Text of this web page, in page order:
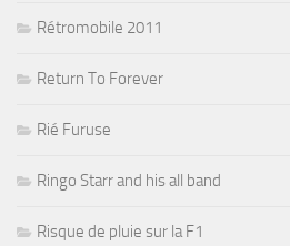
Rétromobile 2011
Return To Forever
Rié Furuse
Ringo Starr and his all band
Risque de pluie sur la F1